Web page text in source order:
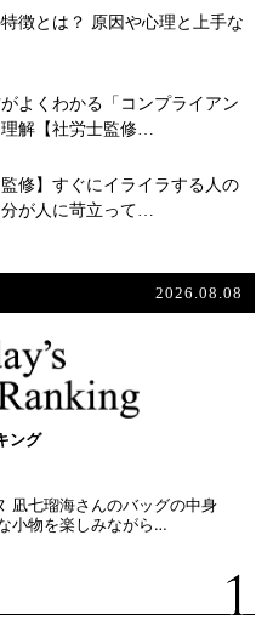
徴とは？ 原因や心理と上手な
よくわかる「コンプライアン
解【社労士監修…
監修】すぐにイライラする人の
が人に苛立って…
2026.08.08
ング
凪七瑠海さんのバッグの中身
小物を楽しみながら…